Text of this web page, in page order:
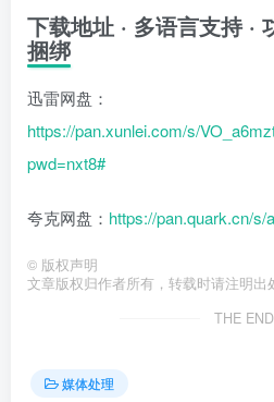
下载地址 · 多语言支持 ·
捆绑
迅雷网盘：
https://pan.xunlei.com/s/
pwd=nxt8#
夸克网盘： https://pan.quark.cn/s/
© 版权声明
文章版权归作者所有，转载时请注明出
THE END
媒体处理